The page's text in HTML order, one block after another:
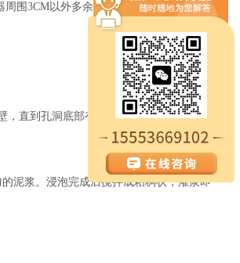
围3CM以外多余的泥浆清除，防止结块影
直到孔洞底部有多余的水出现为止。然后
泥浆。浸泡完成后搅拌成粘稠状，灌浆即